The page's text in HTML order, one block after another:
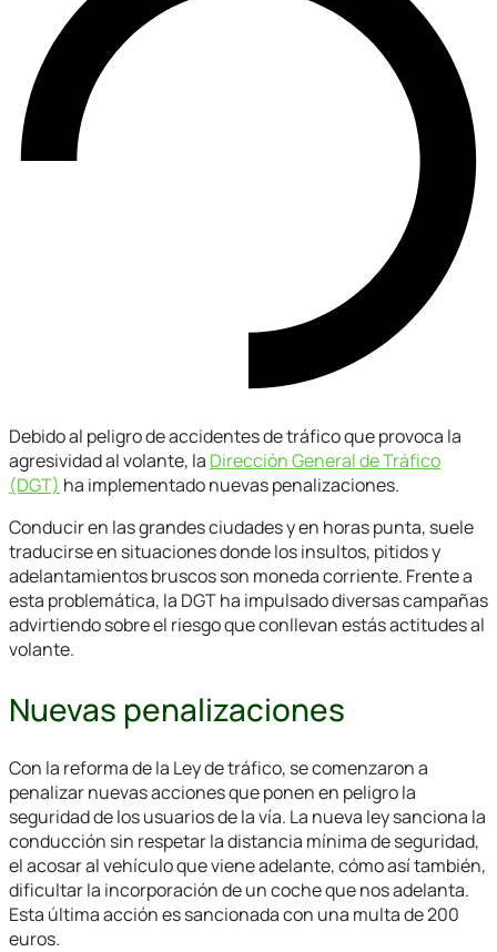
Debido al peligro de accidentes de tráfico que provoca la
agresividad al volante, la Dirección General de Tráfico
(DGT) ha implementado nuevas penalizaciones.
Conducir en las grandes ciudades y en horas punta, suele
traducirse en situaciones donde los insultos, pitidos y
adelantamientos bruscos son moneda corriente. Frente a
esta problemática, la DGT ha impulsado diversas campañas
advirtiendo sobre el riesgo que conllevan estás actitudes al
volante.
Nuevas penalizaciones
Con la reforma de la Ley de tráfico, se comenzaron a
penalizar nuevas acciones que ponen en peligro la
seguridad de los usuarios de la vía. La nueva ley sanciona la
conducción sin respetar la distancia mínima de seguridad,
el acosar al vehículo que viene adelante, cómo así también,
dificultar la incorporación de un coche que nos adelanta.
Esta última acción es sancionada con una multa de 200
euros.